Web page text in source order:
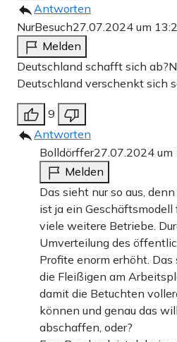
Antworten
NurBesuch27.07.2024 um
Melden
Deutschland schafft sich
Deutschland verschenkt sich
9
Antworten
Bolldörffer27.07.2024 um
Melden
Das sieht nur so aus,
ist ja ein Geschäftsmodell
viele weitere Betriebe.
Umverteilung des
Profite enorm erhöht.
die Fleißigen am
damit die Betuchten
können und genau das
abschaffen, oder?